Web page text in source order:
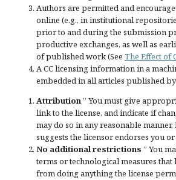
Authors are permitted and
online (e.g., in institutional
prior to and during the submission
productive exchanges, as well as
of published work (See The Effect of
A CC licensing information in a
embedded in all articles published
Attribution” You must give
link to the license, andindicate if
may do so in any reasonable
suggests the licensor endorses you
No additional restrictions ” You
terms ortechnological measuresthat
from doing anything the license